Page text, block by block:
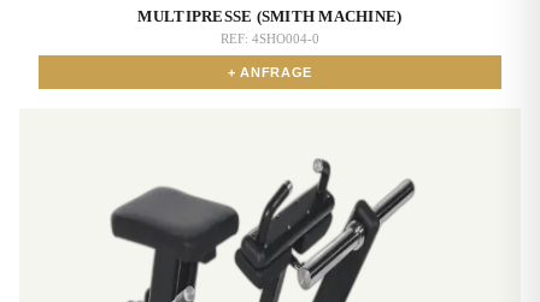
MULTIPRESSE (SMITH MACHINE)
REF: 4SHO004-0
+ ANFRAGE